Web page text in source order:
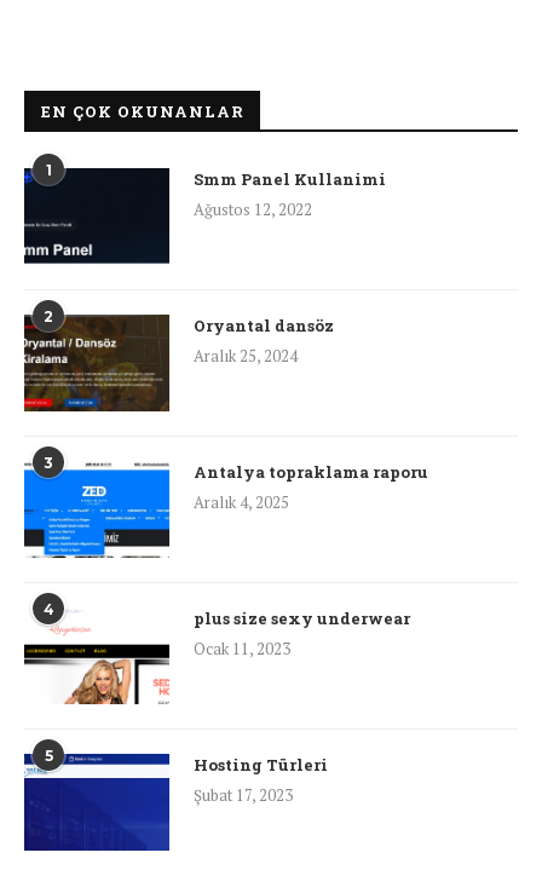
EN ÇOK OKUNANLAR
1
Smm Panel Kullanimi
Ağustos 12, 2022
2
Oryantal dansöz
Aralık 25, 2024
3
Antalya topraklama raporu
Aralık 4, 2025
4
plus size sexy underwear
Ocak 11, 2023
5
Hosting Türleri
Şubat 17, 2023